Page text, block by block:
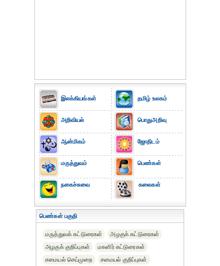
இலக்கியங்கள்
அறிவியல்
ஆன்மிகம்
மருத்துவம்
நகைச்சுவை
தமிழ் உலகம்
பொதுஅறிவு
ஜோதிடம்
பெண்கள்
கலைகள்
பெண்கள் பகுதி
மருத்துவக் கட்டுரைகள்
அழகுக் கட்டுரைகள்
அழகுக் குறிப்புகள்
மகளிர் கட்டுரைகள்
சமையல் செய்முறை
சமையல் குறிப்புகள்